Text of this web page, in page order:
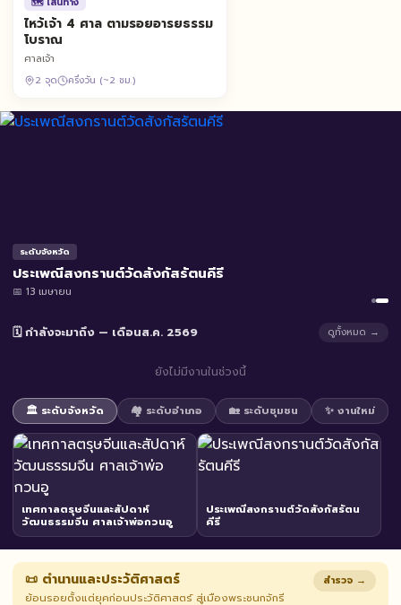
ไหว้เจ้า 4 ศาล ตามรอยอารยธรรม
โบราณ
ศาลเจ้า
2 จุด ครึ่งวัน (~2 ชม.)
ระดับจังหวัด
ประเพณีสงกรานต์วัดสังกัสรัตนคีรี
📅 13 เมษายน
🗓️ กำลังจะมาถึง — เดือนส.ค. 2569 ดูทั้งหมด →
ยังไม่มีงานในช่วงนี้
🏛️ ระดับจังหวัด 🏘️ ระดับอำเภอ 🏡 ระดับชุมชน ✨ งานใหม่
เทศกาลตรุษจีนและสัปดาห์
วัฒนธรรมจีน ศาลเจ้าพ่อกวนอู
ประเพณีสงกรานต์วัดสังกัสรัตน
คีรี
📜 ตำนานและประวัติศาสตร์
ย้อนรอยตั้งแต่ยุคก่อนประวัติศาสตร์ สู่เมืองพระชนกจักรี
สำรวจ →